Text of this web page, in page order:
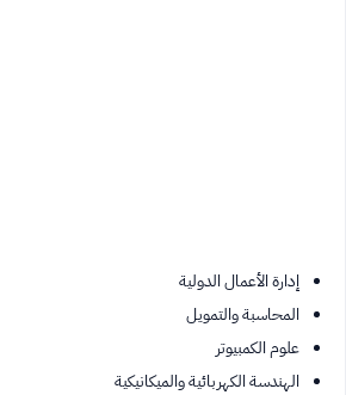
إدارة الأعمال الدولية
المحاسبة والتمويل
علوم الكمبيوتر
الهندسة الكهربائية والميكانيكية